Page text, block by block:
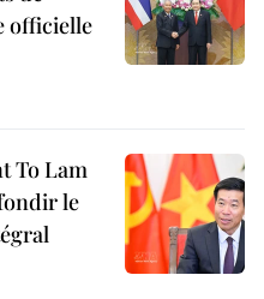
officielle
To Lam
le